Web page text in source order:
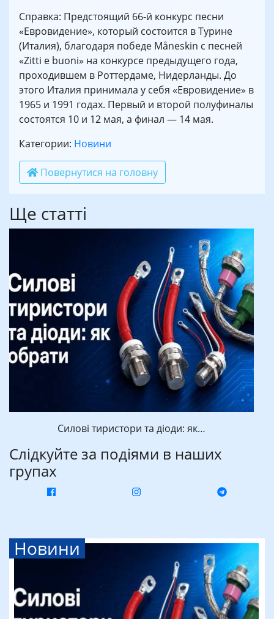
Справка: Предстоящий 66-й конкурс песни
«Евровидение», который состоится в Турине
(Италия), благодаря победе Måneskin с песней
«Zitti e buoni» на конкурсе предыдущего года,
проходившем в Роттердаме, Нидерланды. До
этого Италия принимала у себя «Евровидение» в
1965 и 1991 годах. Первый и второй полуфиналы
состоятся 10 и 12 мая, а финал — 14 мая.
Категории: Новини
Повернутися на головну
Ще статті
Силові тиристори та діоди: як…
Слідкуйте за подіями в наших
групах
Новини